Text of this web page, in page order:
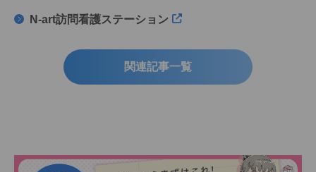
N-art訪問看護ステーション
関連記事一覧